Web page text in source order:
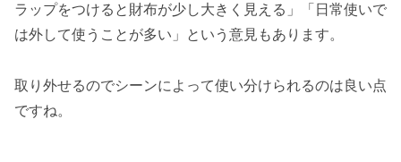
ラップをつけると財布が少し大きく見える」「日常使いで
は外して使うことが多い」という意見もあります。
取り外せるのでシーンによって使い分けられるのは良い点
ですね。